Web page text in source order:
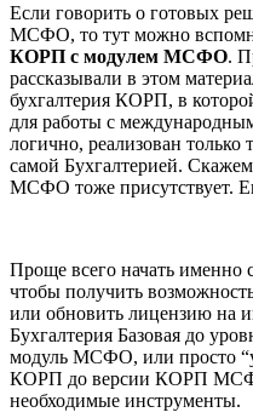
Если говорить о готовых
МСФО, то тут можно
КОРП с модулем МСФО.
рассказывали в этом
бухгалтерия КОРП, в
для работы с
логично, реализован только
самой Бухгалтерией.
МСФО тоже присутствует.
Проще всего начать
чтобы получить
или обновить лицензию на
Бухгалтерия Базовая до
модуль МСФО, или просто
КОРП до версии КОРП
необходимые инструменты.